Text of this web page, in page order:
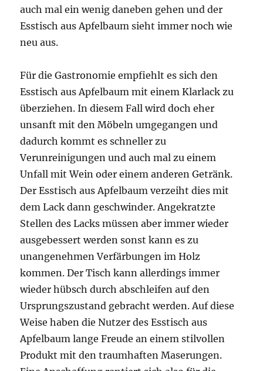
auch mal ein wenig daneben gehen und der
Esstisch aus Apfelbaum sieht immer noch wie
neu aus.
Für die Gastronomie empfiehlt es sich den
Esstisch aus Apfelbaum mit einem Klarlack zu
überziehen. In diesem Fall wird doch eher
unsanft mit den Möbeln umgegangen und
dadurch kommt es schneller zu
Verunreinigungen und auch mal zu einem
Unfall mit Wein oder einem anderen Getränk.
Der Esstisch aus Apfelbaum verzeiht dies mit
dem Lack dann geschwinder. Angekratzte
Stellen des Lacks müssen aber immer wieder
ausgebessert werden sonst kann es zu
unangenehmen Verfärbungen im Holz
kommen. Der Tisch kann allerdings immer
wieder hübsch durch abschleifen auf den
Ursprungszustand gebracht werden. Auf diese
Weise haben die Nutzer des Esstisch aus
Apfelbaum lange Freude an einem stilvollen
Produkt mit den traumhaften Maserungen.